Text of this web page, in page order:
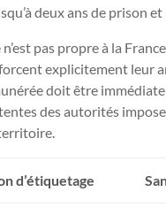
deux ans de prison
pas propre à la
explicitement leur
doit être
des autorités
d’étiquetage